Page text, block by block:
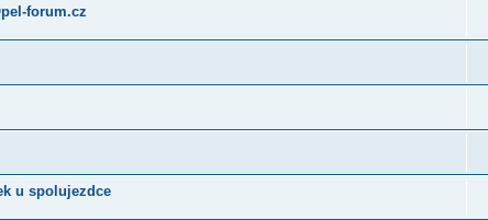
forum.cz
u spolujezdce